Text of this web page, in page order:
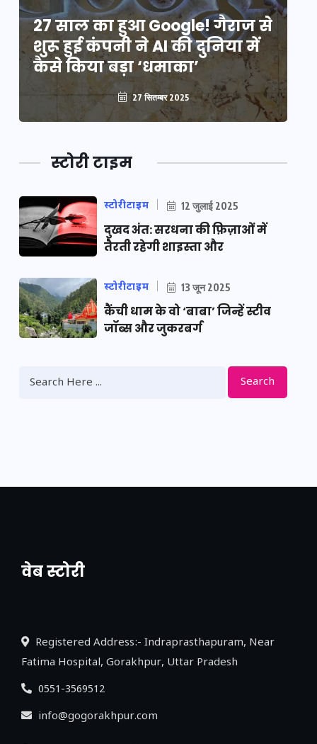
27 साल का हुआ Google! गैराज से
शुरू हुई कंपनी ने AI की दुनिया में
कैसे किया बड़ा ‘धमाका’
27 सितम्बर 2025
स्टोरी टाइम
स्टोरीटाइम 12 जुलाई 2025
दुखद अंत: सरधना की फ़िज़ाओं में
तैरती रहेगी शाइस्ता और
स्टोरीटाइम 13 जून 2025
कैंची धाम के वो ‘बाबा’ जिन्हें स्टीव
जॉब्स और जुकरबर्ग
Search
वेब स्टोरी
नया एक्सप्रेसवे: पूर्वांचल का लक, डेवलपमेंट का
Registered Address:- Indraprasthapuram, Near
Fatima Hospital, Gorakhpur, Uttar Pradesh
0551-3569512
info@gogorakhpur.com